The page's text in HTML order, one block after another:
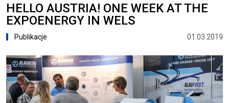
HELLO AUSTRIA! ONE WEEK AT THE
EXPOENERGY IN WELS
Publikacje 01.03.2019